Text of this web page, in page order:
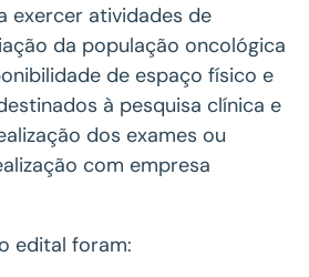
exercer atividades de
da população oncológica
de espaço físico e
à pesquisa clínica e
dos exames ou
com empresa
edital foram: